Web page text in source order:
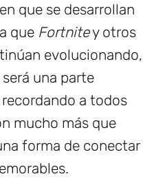
que se desarrollan
que Fortnitey otros
evolucionando,
una parte
a todos
mucho más que
forma de conectar